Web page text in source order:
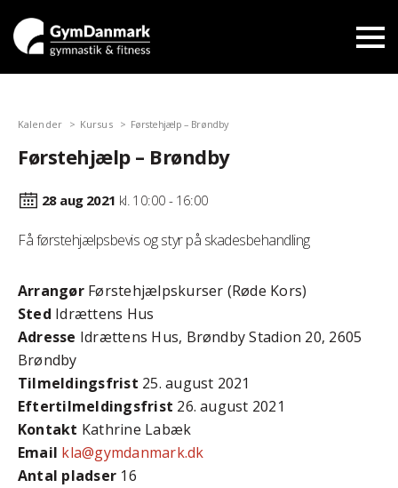
Kalender Kursus Førstehjælp – Brøndby
Førstehjælp – Brøndby
28 aug 2021 kl. 10:00 - 16:00
Få førstehjælpsbevis og styr på skadesbehandling
ArrangørFørstehjælpskurser (Røde Kors)
Sted Idrættens Hus
Adresse Idrættens Hus, Brøndby Stadion 20, 2605
Brøndby
Tilmeldingsfrist 25. august 2021
Efter­tilmeldings­frist 26. august 2021
Kontakt Kathrine Labæk
Email kla@gymdanmark.dk
Antal pladser 16